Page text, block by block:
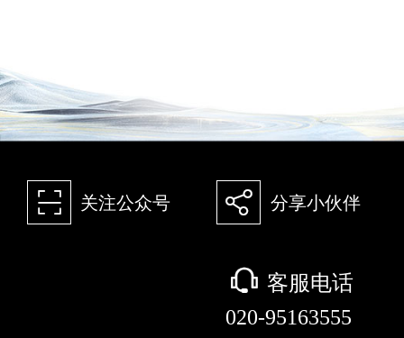
򰀁 关注公众号 򰀂 分享小伙伴
򰀃 客服电话
020-95163555